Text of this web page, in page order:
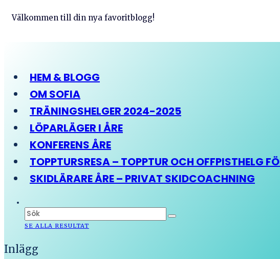
Välkommen till din nya favoritblogg!
HEM & BLOGG
OM SOFIA
TRÄNINGSHELGER 2024-2025
LÖPARLÄGER I ÅRE
KONFERENS ÅRE
TOPPTURSRESA – TOPPTUR OCH OFFPISTHELG
SKIDLÄRARE ÅRE – PRIVAT SKIDCOACHNING
SE ALLA RESULTAT
Inlägg